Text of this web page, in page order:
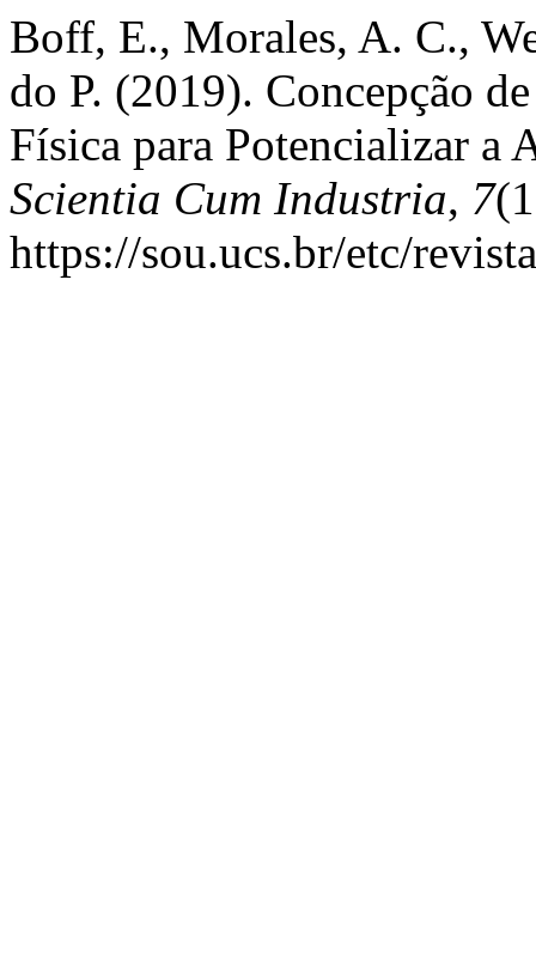
Boff, E., Morales, A. C.,
do P. (2019). Concepção
Física para Potencializar a
Scientia Cum Industria, 7
https://sou.ucs.br/etc/